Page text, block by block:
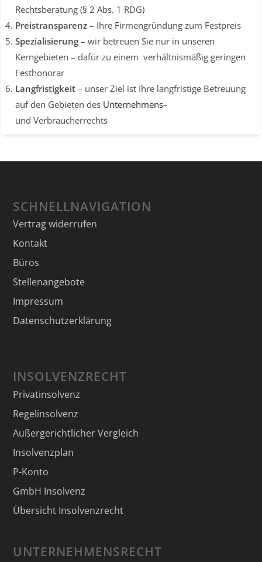
Rechtsberatung (§ 2 Abs. 1 RDG)
Preistransparenz – Ihre Firmengründung zum Festpreis
Spezialisierung – wir betreuen Sie nur in unseren
Kerngebieten – dafür zu einem verhältnismäßig geringen
Festhonorar
Langfristigkeit – unser Ziel ist Ihre langfristige Betreuung
auf den Gebieten des Unternehmens–
und Verbraucherrechts
SCHNELLNAVIGATION
Vertrag widerrufen
Kontakt
Büros
Stellenangebote
Impressum
Datenschutzerklärung
INSOLVENZRECHT
Privatinsolvenz
Regelinsolvenz
Außergerichtlicher Vergleich
Insolvenzplan
P-Konto
GmbH Insolvenz
Übersicht Insolvenzrecht
UNTERNEHMENSRECHT